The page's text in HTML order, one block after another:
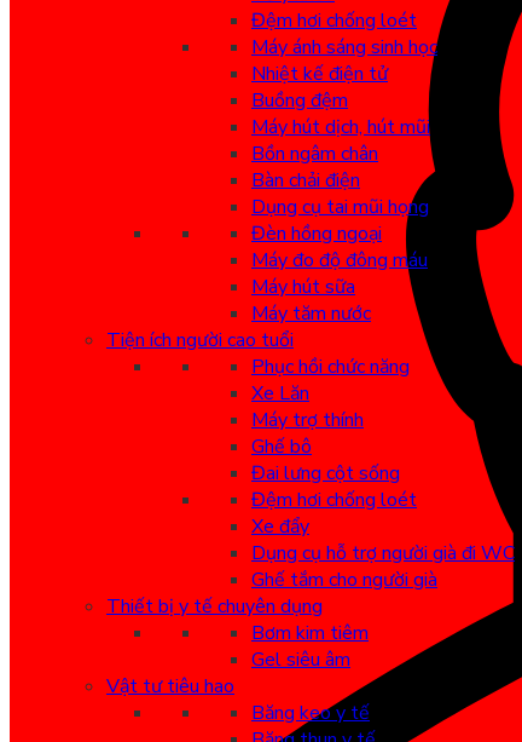
Đệm hơi chống loét
Máy ánh sáng sinh học
Nhiệt kế điện tử
Buồng đệm
Máy hút dịch, hút mũi
Bồn ngâm chân
Bàn chải điện
Dụng cụ tai mũi họng
Đèn hồng ngoại
Máy đo độ đông máu
Máy hút sữa
Máy tăm nước
Tiện ích người cao tuổi
Phục hồi chức năng
Xe Lăn
Máy trợ thính
Ghế bô
Đai lưng cột sống
Đệm hơi chống loét
Xe đẩy
Dụng cụ hỗ trợ người già đi WC
Ghế tắm cho người già
Thiết bị y tế chuyên dụng
Bơm kim tiêm
Gel siêu âm
Vật tư tiêu hao
Băng keo y tế